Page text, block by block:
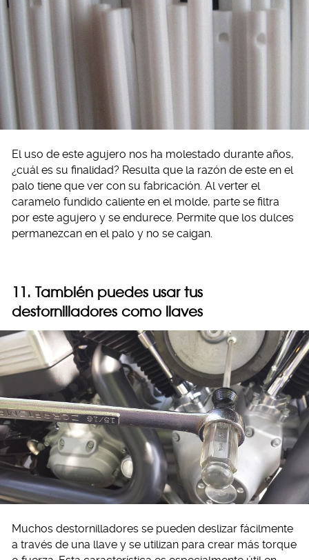
El uso de este agujero nos ha molestado durante años,
¿cuál es su finalidad? Resulta que la razón de este en el
palo tiene que ver con su fabricación. Al verter el
caramelo fundido caliente en el molde, parte se filtra
por este agujero y se endurece. Permite que los dulces
permanezcan en el palo y no se caigan.
11. También puedes usar tus
destornilladores como llaves
Muchos destornilladores se pueden deslizar fácilmente
a través de una llave y se utilizan para crear más torque